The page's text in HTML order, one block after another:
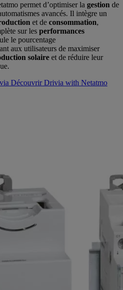
permet d’optimiser la gestion de
avancés. Il intègre un
et de consommation,
sur les performances
le pourcentage
aux utilisateurs de maximiser
solaire et de réduire leur
Découvrir Drivia with Netatmo